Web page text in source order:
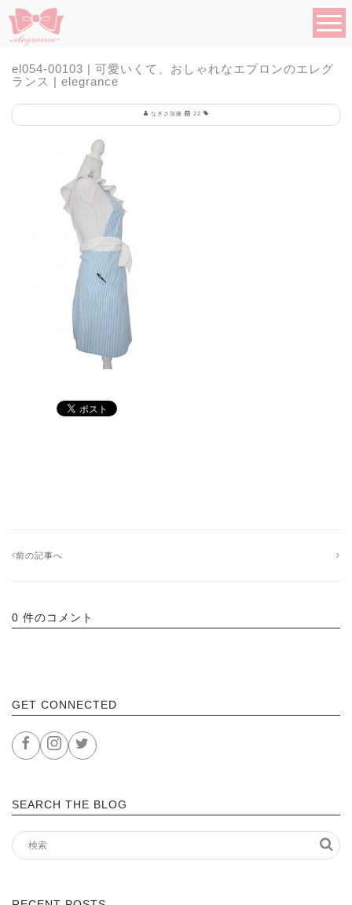
el054-00103 | 可愛いくて、おしゃれなエプロンのエレグ
ランス | elegrance
なぎさ加藤 22
前の記事へ
0 件のコメント
GET CONNECTED
SEARCH THE BLOG